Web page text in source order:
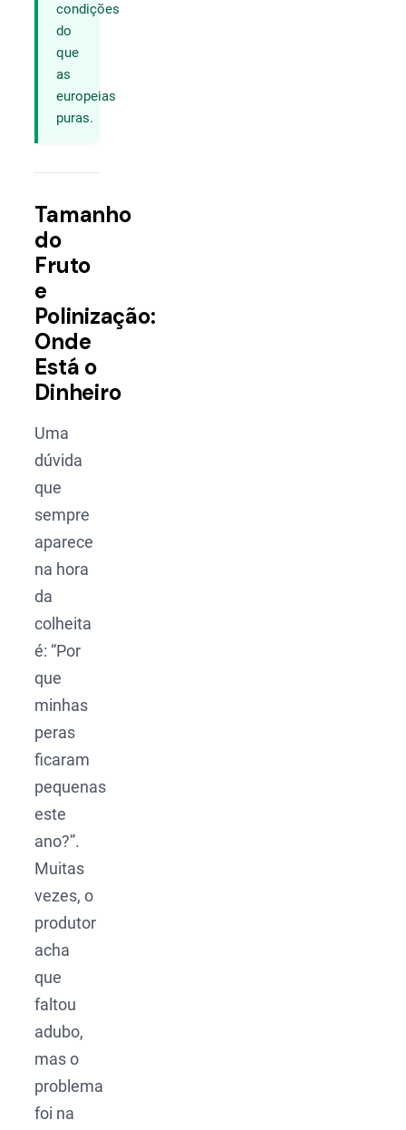
condições
do
que
as
europeias
puras.
Tamanho
do
Fruto
e
Polinização:
Onde
Está o
Dinheiro
Uma
dúvida
que
sempre
aparece
na hora
da
colheita
é: “Por
que
minhas
peras
ficaram
pequenas
este
ano?”.
Muitas
vezes, o
produtor
acha
que
faltou
adubo,
mas o
problema
foi na